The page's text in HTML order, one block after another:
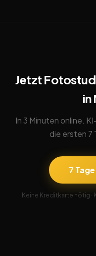
Jetzt
in
In 3 Minuten online.
die ersten 7
7
Keine Kreditkarte nötig ·